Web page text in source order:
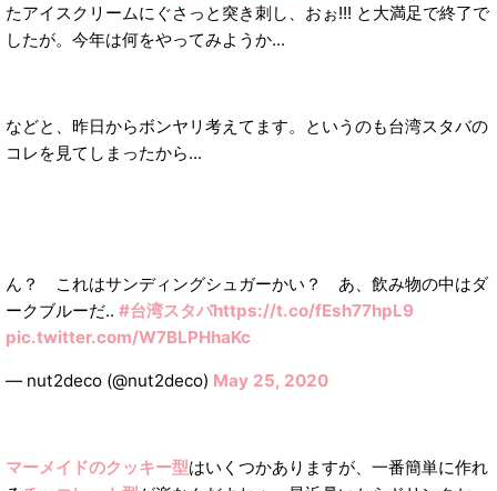
たアイスクリームにぐさっと突き刺し、おぉ!!! と大満足で終了で
したが。今年は何をやってみようか...
などと、昨日からボンヤリ考えてます。というのも台湾スタバの
コレを見てしまったから...
ん？ これはサンディングシュガーかい？ あ、飲み物の中はダ
ークブルーだ.. #台湾スタバhttps://t.co/fEsh77hpL9
pic.twitter.com/W7BLPHhaKc
— nut2deco (@nut2deco) May 25, 2020
マーメイドのクッキー型はいくつかありますが、一番簡単に作れ